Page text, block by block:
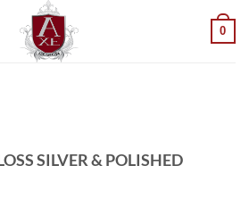
0
SILVER & POLISHED